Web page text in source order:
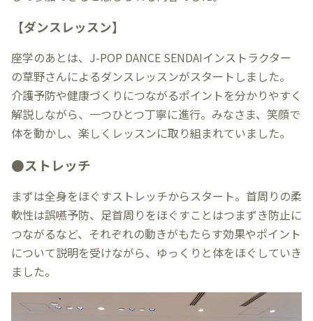
【ダンスレッスン】
座学のあとは、J-POP DANCE SENDAIインストラクター
の草野さんによるダンスレッスンがスタートしました。
介護予防や健康づくりにつながるポイントを分かりやすく
解説しながら、一つひとつ丁寧に進行。みなさま、笑顔で
体を動かし、楽しくレッスンに取り組まれていました。
●ストレッチ
まずは全身をほぐすストレッチからスタート。首周りの柔
軟性は誤嚥予防、足首周りをほぐすことはつまずき防止に
つながるなど、それぞれの動きがもたらす効果やポイント
について説明を受けながら、ゆっくりと体をほぐしていき
ました。